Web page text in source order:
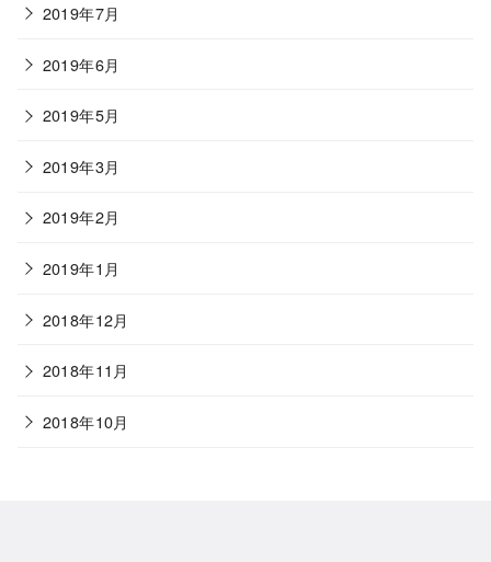
2019年7月
2019年6月
2019年5月
2019年3月
2019年2月
2019年1月
2018年12月
2018年11月
2018年10月